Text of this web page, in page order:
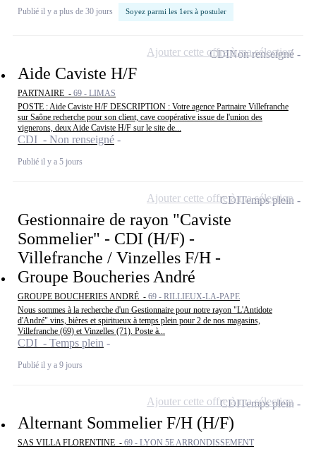
Publié il y a plus de 30 jours Soyez parmi les 1ers à postuler
Aide Caviste H/F
PARTNAIRE - 69 - LIMAS
POSTE : Aide Caviste H/F DESCRIPTION : Votre agence Partnaire Villefranche
sur Saône recherche pour son client, cave coopérative issue de l'union des
vignerons, deux Aide Caviste H/F sur le site de...
CDI - Non renseigné
Publié il y a 5 jours
CDINon renseigné
Ajouter cette offre à ma sélection
Gestionnaire de rayon "Caviste
Sommelier" - CDI (H/F) -
Villefranche / Vinzelles F/H -
Groupe Boucheries André
GROUPE BOUCHERIES ANDRÉ - 69 - RILLIEUX-LA-PAPE
Nous sommes à la recherche d'un Gestionnaire pour notre rayon "L'Antidote
d'André" vins, bières et spiritueux à temps plein pour 2 de nos magasins,
Villefranche (69) et Vinzelles (71). Poste à...
CDI - Temps plein
Publié il y a 9 jours
CDITemps plein
Ajouter cette offre à ma sélection
Alternant Sommelier F/H (H/F)
SAS VILLA FLORENTINE - 69 - LYON 5E ARRONDISSEMENT
CDITemps plein
Ajouter cette offre à ma sélection